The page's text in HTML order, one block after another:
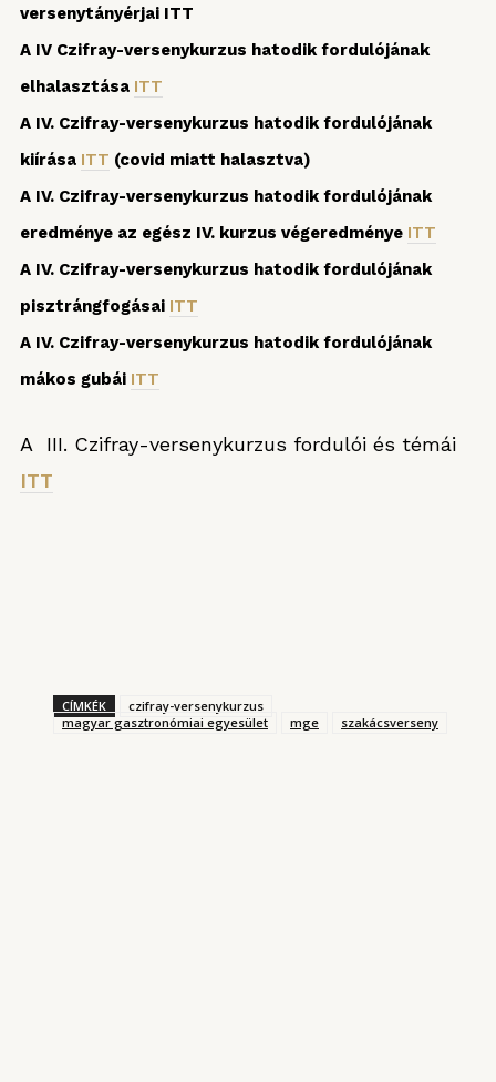
versenytányérjai ITT
A IV Czifray-versenykurzus hatodik fordulójának
elhalasztása ITT
A IV. Czifray-versenykurzus hatodik fordulójának
kiírása ITT (covid miatt halasztva)
A IV. Czifray-versenykurzus hatodik fordulójának
eredménye az egész IV. kurzus végeredménye ITT
A IV. Czifray-versenykurzus hatodik fordulójának
pisztrángfogásai ITT
A IV. Czifray-versenykurzus hatodik fordulójának
mákos gubái ITT
A III. Czifray-versenykurzus fordulói és témái
ITT
CÍMKÉK
czifray-versenykurzus
magyar gasztronómiai egyesület
mge szakácsverseny